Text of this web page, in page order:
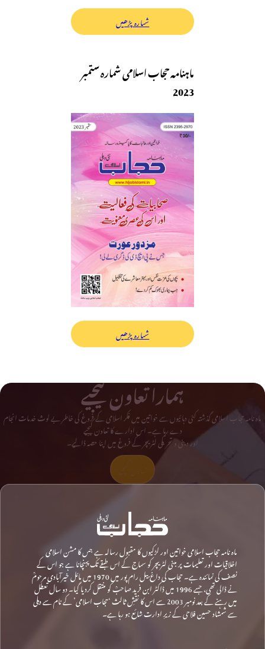
شمارہ پڑھیں
ماہنامہ حجاب اسلامی شمارہ ستمبر
2023
شمارہ پڑھیں
ہمارا تعاون کیجیے
ماہ نامہ حجاب اسلامی گذشتہ کئی دہائیوں سے خواتین میں فکر اسلامی کے فروغ کی خاطر بے لوث خدمات انجام
دے رہا ہے۔ اس ادارے کا تعاون کیجیے
اور دینی و تحریکی لٹریچر کے فروغ میں اپنا حصہ ڈالیے۔
ماہ نامہ حجاب اسلامی خواتین اور لڑکیوں کا مقبول رسالہ ہے جس کا مشن اسلامی
اخلاقیات اور تعلیمات پر مبنی لٹریچر کو سماج کے اس طبقے تک پہنچانا ہے جو اس کے
نصف کی نمائندہ ہے۔ حجاب کی داغ بیل رام پور میں 1970 میں مائل خیرآبادی مرحومؒ
نے ڈالی تھی، جسے 1996 میں ڈاکٹر ابن فرید صاحبؒ کو منتقل کردیا گیا۔ دو سال تعطل
میں رہنے کے بعد نومبر 2003 سے اس کا نقشِ ثالث ‘حجاب اسلامی’ کے نام سے دہلی
سے شمشاد حسین فلاحی کے زیرِ ادارت شائع ہو رہا ہے۔